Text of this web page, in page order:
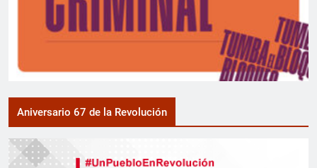
Aniversario 67 de la Revolución